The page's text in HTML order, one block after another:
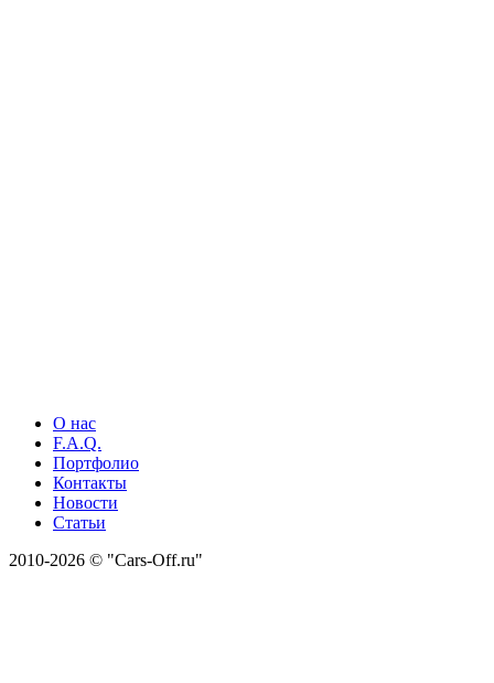
О нас
F.A.Q.
Портфолио
Контакты
Новости
Статьи
2010-2026 © "Cars-Off.ru"